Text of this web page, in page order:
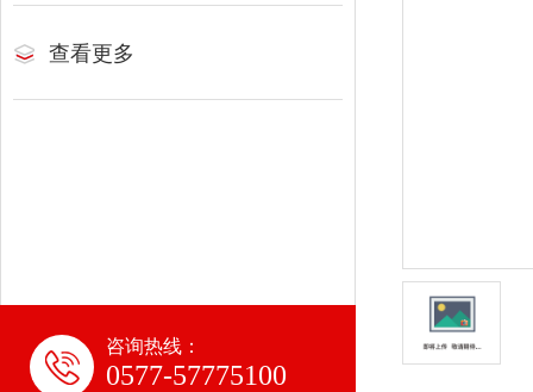
查看更多
咨询热线：
0577-57775100